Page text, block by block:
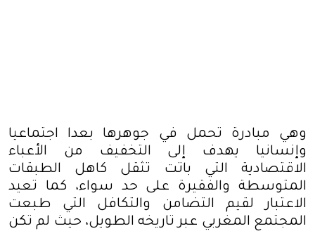
وهي مبادرة تحمل في جوهرها بعدا اجتماعيا
وإنسانيا يهدف إلى التخفيف من الأعباء
الاقتصادية التي باتت تثقل كاهل الطبقات
المتوسطة والفقيرة على حد سواء، كما تعيد
الاعتبار لقيم التضامن والتكافل التي طبعت
المجتمع المغربي عبر تاريخه الطويل، حيث لم تكن